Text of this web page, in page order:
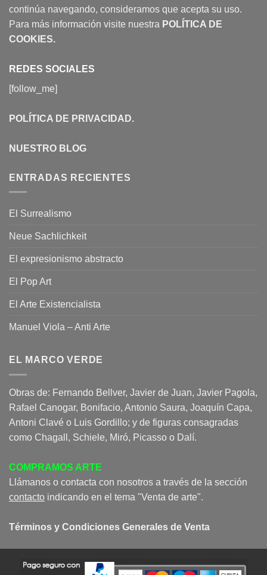
continúa navegando, consideramos que acepta su uso.
Para más información visite nuestra POLÍTICA DE
COOKIES.
REDES SOCIALES
[follow_me]
POLÍTICA DE PRIVACIDAD.
NUESTRO BLOG
ENTRADAS RECIENTES
El Surrealismo
Neue Sachlichkeit
El expresionismo abstracto
El Pop Art
El Arte Existencialista
Manuel Viola – Anti Arte
EL MARCO VERDE
Obras de: Fernando Bellver, Javier de Juan, Javier Pagola,
Rafael Canogar, Bonifacio, Antonio Saura, Joaquín Capa,
Antoni Clavé o Luis Gordillo; y de figuras consagradas
como Chagall, Schiele, Miró, Picasso o Dalí.
COMPRAMOS ARTE
Llámanos o contacta con nosotros a través de la sección
contacto indicando en el tema "Venta de arte".
Términos y Condiciones Generales de Venta